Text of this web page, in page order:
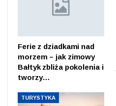
Ferie z dziadkami nad
morzem – jak zimowy
Bałtyk zbliża pokolenia i
tworzy…
TURYSTYKA